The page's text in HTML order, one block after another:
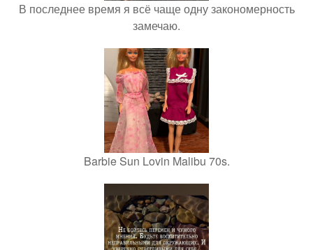
В последнее время я всё чаще одну закономерность
замечаю.
Barbie Sun Lovin Malibu 70s.